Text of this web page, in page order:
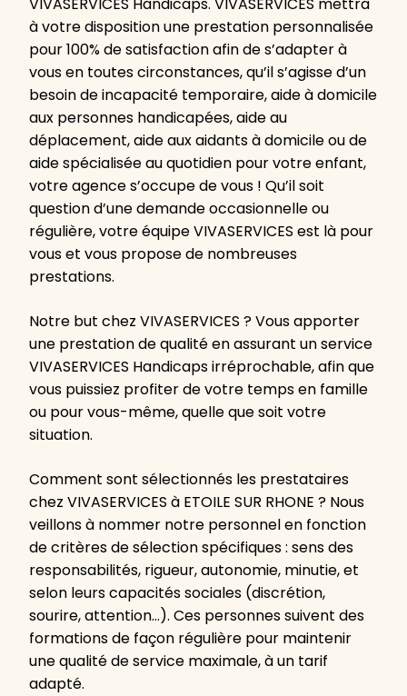
VIVASERVICES Handicaps. VIVASERVICES mettra
à votre disposition une prestation personnalisée
pour 100% de satisfaction afin de s’adapter à
vous en toutes circonstances, qu’il s’agisse d’un
besoin de incapacité temporaire, aide à domicile
aux personnes handicapées, aide au
déplacement, aide aux aidants à domicile ou de
aide spécialisée au quotidien pour votre enfant,
votre agence s’occupe de vous ! Qu’il soit
question d’une demande occasionnelle ou
régulière, votre équipe VIVASERVICES est là pour
vous et vous propose de nombreuses
prestations.
Notre but chez VIVASERVICES ? Vous apporter
une prestation de qualité en assurant un service
VIVASERVICES Handicaps irréprochable, afin que
vous puissiez profiter de votre temps en famille
ou pour vous-même, quelle que soit votre
situation.
Comment sont sélectionnés les prestataires
chez VIVASERVICES à ETOILE SUR RHONE ? Nous
veillons à nommer notre personnel en fonction
de critères de sélection spécifiques : sens des
responsabilités, rigueur, autonomie, minutie, et
selon leurs capacités sociales (discrétion,
sourire, attention…). Ces personnes suivent des
formations de façon régulière pour maintenir
une qualité de service maximale, à un tarif
adapté.